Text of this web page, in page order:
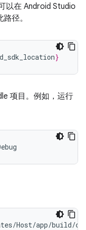
以在 Android Studio
径。
}
项目。例如，运行
/Host/app/build/